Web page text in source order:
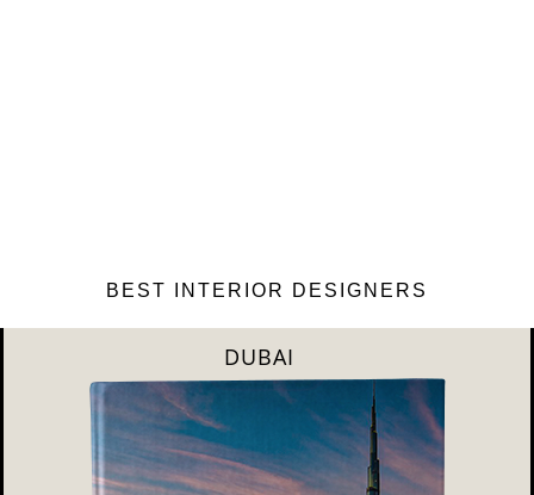
BEST INTERIOR DESIGNERS
RIYAHD